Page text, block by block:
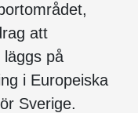
att
på
i Europeiska
Sverige.